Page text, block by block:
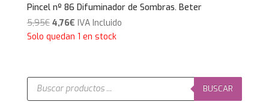
Pincel nº 86 Difuminador de Sombras. Beter
5,95€ El
precio
5,95€.
4,76€El
precio
4,76€.
IVA Incluido
Solo quedan 1 en stock
Búsqueda
productos
BUSCAR